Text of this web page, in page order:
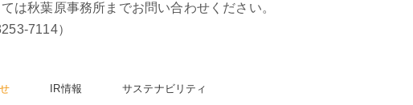
は秋葉原事務所までお問い合わせください。
7114）
IR情報 サステナビリティ